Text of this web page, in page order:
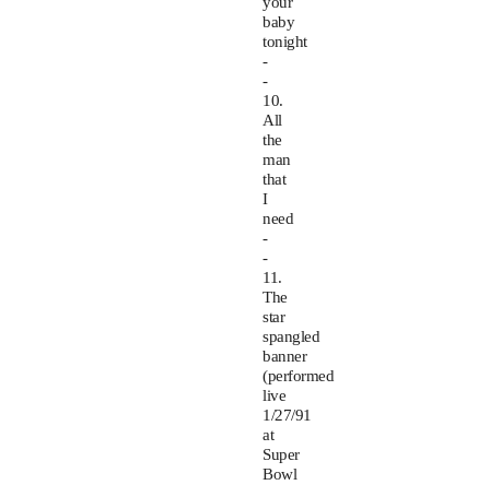
baby
tonight
-
-
10.
All
the
man
that
I
need
-
-
11.
The
star
spangled
banner
(performed
live
1/27/91
at
Super
Bowl